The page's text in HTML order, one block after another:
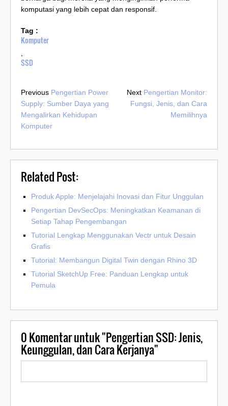
komputasi yang lebih cepat dan responsif.
Tag :
Komputer
,
SSD
Previous Pengertian Power
Supply: Sumber Daya yang
Mengalirkan Kehidupan
Komputer
Next Pengertian Monitor:
Fungsi, Jenis, dan Cara
Memilihnya
Related Post:
Produk Apple: Menjelajahi Inovasi dan Fitur Unggulan
Pengertian DevSecOps: Meningkatkan Keamanan di
Setiap Tahap Pengembangan
Tutorial Lengkap Menggunakan Vectr untuk Desain
Grafis
Tutorial: Membangun Digital Twin dengan Rhino 3D
Tutorial SketchUp Free: Panduan Lengkap untuk
Pemula
0Komentar untuk "Pengertian SSD: Jenis,
Keunggulan, dan Cara Kerjanya"